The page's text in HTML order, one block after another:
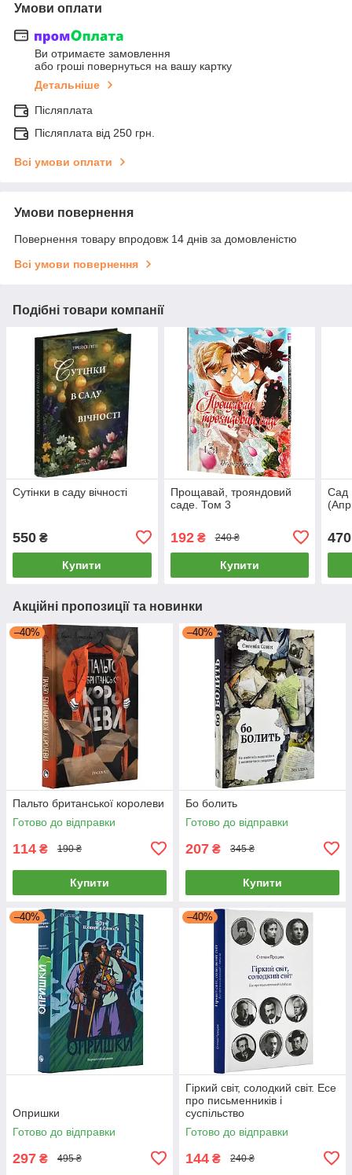
Умови оплати
Ви отримаєте замовлення
або гроші повернуться на вашу картку
Детальніше
Післяплата
Післяплата від 250 грн.
Всі умови оплати
Умови повернення
Повернення товару впродовж 14 днів за домовленістю
Всі умови повернення
Подібні товари компанії
Сутінки в саду вічності
550 ₴
Купити
Прощавай, трояндовий
саде. Том 3
192₴ 240 ₴
Купити
Сад
470
Акційні пропозиції та новинки
–40%
Пальто британської королеви
Готово до відправки
114 ₴ 190 ₴
Купити
–40%
Бо болить
Готово до відправки
207 ₴ 345 ₴
Купити
–40%
Опришки
Готово до відправки
297 ₴ 495 ₴
–40%
Гіркий світ, солодкий світ. Есе
про письменників і
суспільство
Готово до відправки
144 ₴ 240 ₴